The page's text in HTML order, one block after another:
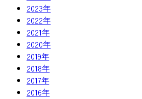
2023年
2022年
2021年
2020年
2019年
2018年
2017年
2016年